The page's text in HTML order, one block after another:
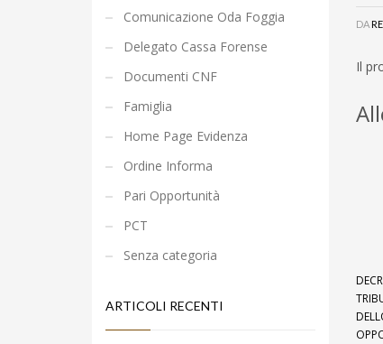
DA
Il
Comunicazione Oda Foggia
Delegato Cassa Forense
Documenti CNF
Famiglia
Home Page Evidenza
Ordine Informa
Pari Opportunità
PCT
Senza categoria
ARTICOLI RECENTI